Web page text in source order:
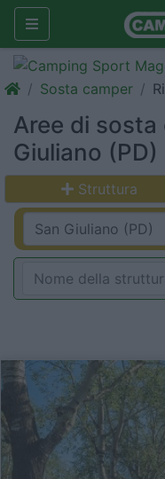
Sosta camper
Aree di sosta
Giuliano
Struttura